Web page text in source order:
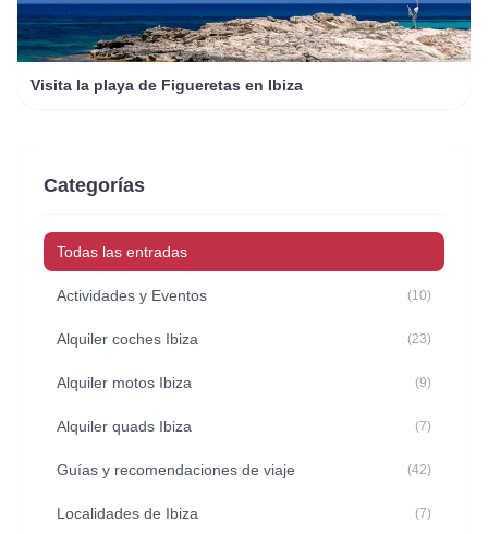
Visita la playa de Figueretas en Ibiza
Categorías
Todas las entradas
Actividades y Eventos (10)
Alquiler coches Ibiza (23)
Alquiler motos Ibiza (9)
Alquiler quads Ibiza (7)
Guías y recomendaciones de viaje (42)
Localidades de Ibiza (7)